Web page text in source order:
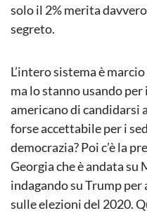
solo il 2% merita
segreto.
L’intero sistema è
ma lo stanno usando
americano di candidarsi
forse accettabile per i
democrazia? Poi c’è la
Georgia che è andata su
indagando su Trump
sulle elezioni del 2020.